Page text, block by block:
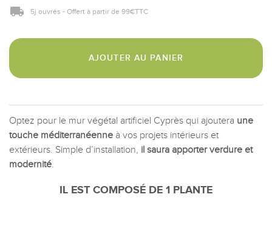
5j ouvrés - Offert à partir de 99€TTC
AJOUTER AU PANIER
Optez pour le mur végétal artificiel Cyprès qui ajoutera une
touche méditerranéenne à vos projets intérieurs et
extérieurs. Simple d’installation, il saura apporter verdure et
modernité.
IL EST COMPOSÉ DE 1 PLANTE